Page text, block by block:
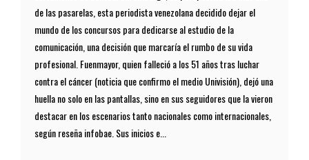
de las pasarelas, esta periodista venezolana decidido dejar el
mundo de los concursos para dedicarse al estudio de la
comunicación, una decisión que marcaría el rumbo de su vida
profesional. Fuenmayor, quien falleció a los 51 años tras luchar
contra el cáncer (noticia que confirmo el medio Univisión), dejó una
huella no solo en las pantallas, sino en sus seguidores que la vieron
destacar en los escenarios tanto nacionales como internacionales,
según reseña infobae. Sus inicios e...